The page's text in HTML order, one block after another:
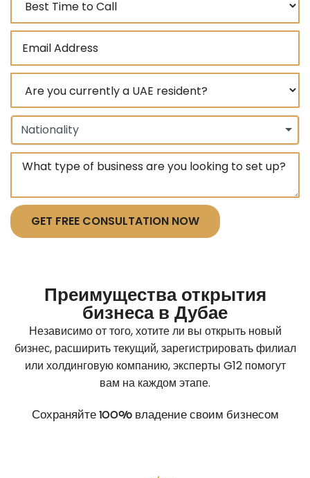
Nationality
GET FREE CONSULTATION NOW
Преимущества открытия
бизнеса в Дубае
Независимо от того, хотите ли вы открыть новый
бизнес, расширить текущий, зарегистрировать филиал
или холдинговую компанию, эксперты G12 помогут
вам на каждом этапе.
Сохраняйте 100% владение своим бизнесом